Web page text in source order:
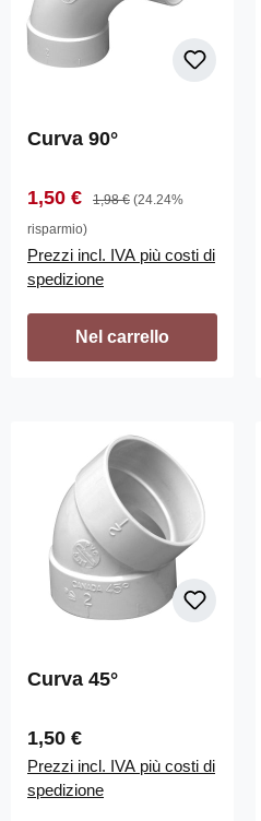
Curva 90°
Prezzo di vendita:
1,50 € Prezzo normale:
1,98 € (24.24%
risparmio)
Prezzi incl. IVA più costi di
spedizione
Nel carrello
Curva 45°
Prezzo normale:
1,50 €
Prezzi incl. IVA più costi di
spedizione